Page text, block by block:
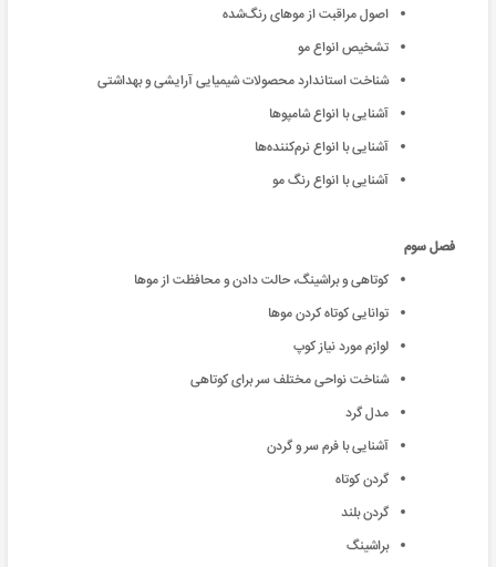
اصول مراقبت از موهای رنگ‌شده
تشخیص انواع مو
شناخت استاندارد محصولات شیمیایی آرایشی و بهداشتی
آشنایی با انواع شامپوها
آشنایی با انواع نرم‌کننده‌ها
آشنایی با انواع رنگ مو
فصل سوم
کوتاهی و براشینگ، حالت دادن و محافظت از موها
توانایی کوتاه کردن موها
لوازم مورد نیاز کوپ
شناخت نواحی مختلف سر برای کوتاهی
مدل گرد
آشنایی با فرم سر و گردن
گردن کوتاه
گردن بلند
براشینگ